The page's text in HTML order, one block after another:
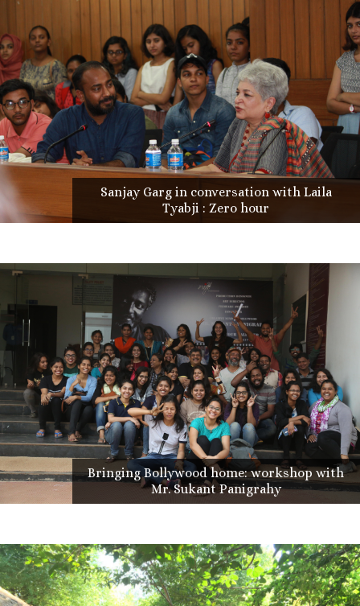
Sanjay Garg in conversation with Laila
Tyabji : Zero hour
Bringing Bollywood home: workshop with
Mr. Sukant Panigrahy